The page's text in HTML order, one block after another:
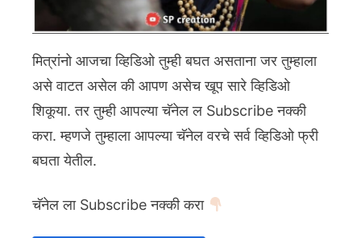
मित्रांनो आजचा व्हिडिओ तुम्ही बघत असताना जर तुम्हाला
असे वाटत असेल की आपण असेच खूप सारे व्हिडिओ
शिकूया. तर तुम्ही आपल्या चॅनेल ल Subscribe नक्की
करा. म्हणजे तुम्हाला आपल्या चॅनेल वरचे सर्व व्हिडिओ फ्री
बघता येतील.
चॅनेल ला Subscribe नक्की करा